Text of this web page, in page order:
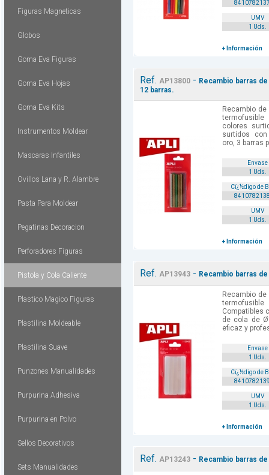
Figuras Magneticas
Globos
Goma Eva Figuras
Goma Eva Hojas
Goma Eva Kits
Instrumentos Moldear
Mascaras Infantiles
Ovillos Lana y R. Alambre
Pasta Para Moldear
Pegatinas Decoracion
Perforadores Figuras
Pistola y Cola Caliente
Plastico Magico Figuras
Plastilina Moldeable
Plastilina Suave
Punzones Manualidades
Purpurina Adhesiva
Purpurina en Polvo
Sellos Decorativos
Sets Manualidades
UMV
1 Uds.
+ Información
Ref. AP13800 - Recambio barras
12 barras.
Recambio
colores
surtidos con
oro, 3 barras
Envase
1 Uds.
Cï¿½digo de
UMV
1 Uds.
+ Información
Ref. AP13943 - Recambio barras
Recambio
Compatibles
de cola de
eficaz y
Envase
1 Uds.
Cï¿½digo de
UMV
1 Uds.
+ Información
Ref. AP13243 - Recambio barras